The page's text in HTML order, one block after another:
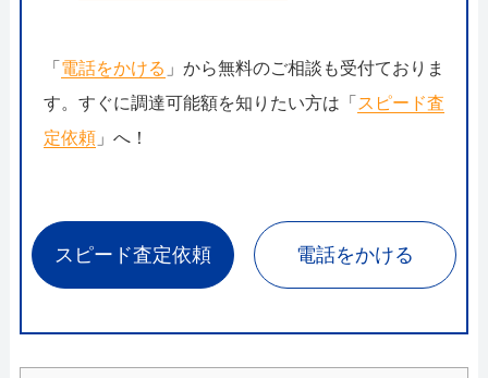
「 電話をかける 」から無料のご相談も受付ておりま
す。すぐに調達可能額を知りたい方は「 スピード査
定依頼」へ！
スピード査定依頼 電話をかける